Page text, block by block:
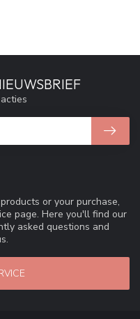
or your purchase,
page. Here you'll find our
asked questions and